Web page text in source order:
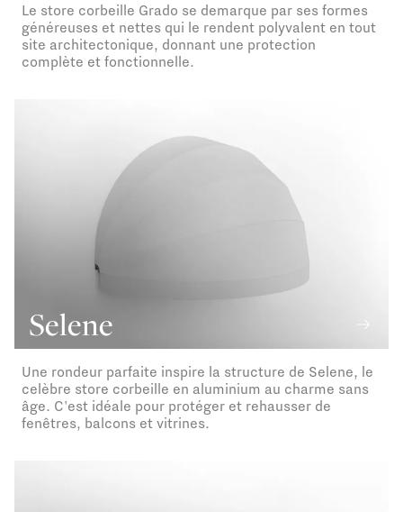
Le store corbeille Grado se demarque par ses formes
généreuses et nettes qui le rendent polyvalent en tout
site architectonique, donnant une protection
complète et fonctionnelle.
Selene
Une rondeur parfaite inspire la structure de Selene, le
celèbre store corbeille en aluminium au charme sans
âge. C'est idéale pour protéger et rehausser de
fenêtres, balcons et vitrines.